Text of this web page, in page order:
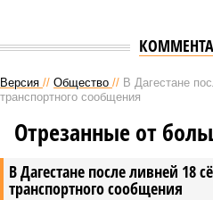
Версия // Общество // В Дагестане
транспортного сообщения
В Дагестане после ливней 18
транспортного сообщения
Отрезанные от